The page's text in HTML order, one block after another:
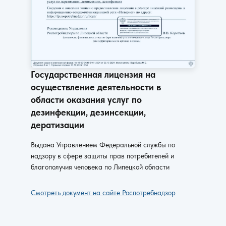
Государственная лицензия на
осуществление деятельности в
области оказания услуг по
дезинфекции, дезинсекции,
дератизации
Выдана Управлением Федеральной службы по
надзору в сфере защиты прав потребителей и
благополучия человека по Липецкой области
Смотреть документ на сайте Роспотребнадзор